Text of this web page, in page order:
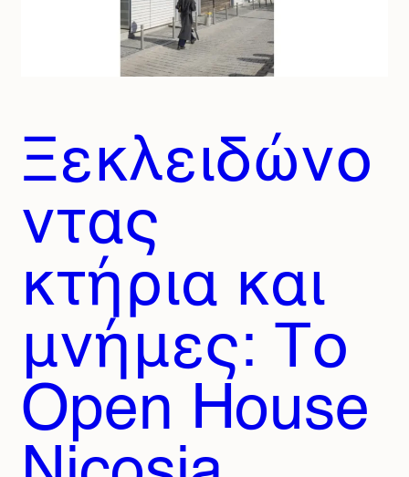
Ξεκλειδώνο
ντας
κτήρια και
μνήμες: Το
Open House